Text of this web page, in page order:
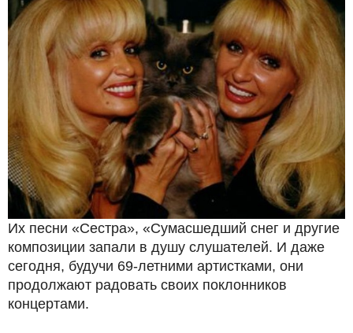
Их песни «Сестра», «Сумасшедший снег и другие
композиции запали в душу слушателей. И даже
сегодня, будучи 69-летними артистками, они
продолжают радовать своих поклонников
концертами.